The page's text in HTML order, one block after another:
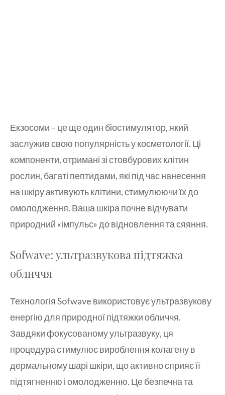
Екзосоми – це ще один біостимулятор, який
заслужив свою популярність у косметології. Ці
компоненти, отримані зі стовбурових клітин
рослин, багаті пептидами, які під час нанесення
на шкіру активують клітини, стимулюючи їх до
омолодження. Ваша шкіра почне відчувати
природний «імпульс» до відновлення та сяяння.
Sofwave: ультразвукова підтяжка
обличчя
Технологія Sofwave використовує ультразвукову
енергію для природної підтяжки обличчя.
Завдяки фокусованому ультразвуку, ця
процедура стимулює вироблення колагену в
дермальному шарі шкіри, що активно сприяє її
підтягненню і омолодженню. Це безпечна та